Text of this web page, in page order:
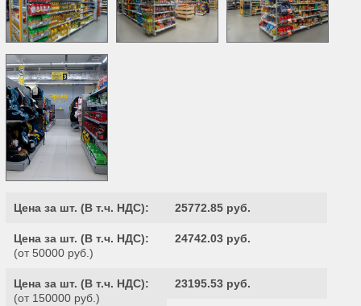
Цена за шт. (В т.ч. НДС): 25772.85 руб.
Цена за шт. (В т.ч. НДС):
(от 50000 руб.)
24742.03 руб.
Цена за шт. (В т.ч. НДС):
(от 150000 руб.)
23195.53 руб.